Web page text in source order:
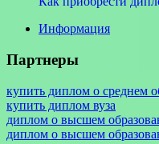
Информация
Партнеры
купить диплом о среднем
купить диплом вуза
диплом о высшем
диплом о высшем